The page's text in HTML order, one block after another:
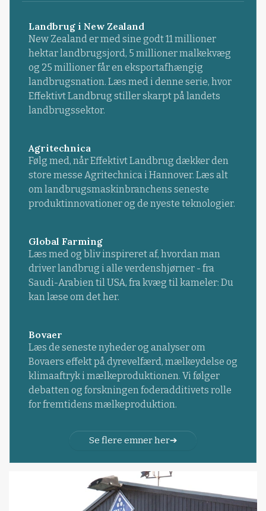
Landbrug i New Zealand
New Zealand er med sine godt 11 millioner
hektar landbrugsjord, 5 millioner malkekvæg
og 25 millioner får en eksportafhængig
landbrugsnation. Læs med i denne serie, hvor
Effektivt Landbrug stiller skarpt på landets
landbrugssektor.
Agritechnica
Følg med, når Effektivt Landbrug dækker den
store messe Agritechnica i Hannover. Læs alt
om landbrugsmaskinbranchens seneste
produktinnovationer og de nyeste teknologier.
Global Farming
Læs med og bliv inspireret af, hvordan man
driver landbrug i alle verdenshjørner - fra
Saudi-Arabien til USA, fra kvæg til kameler: Du
kan læse om det her.
Bovaer
Læs de seneste nyheder og analyser om
Bovaers effekt på dyrevelfærd, mælkeydelse og
klimaaftryk i mælkeproduktionen. Vi følger
debatten og forskningen foderadditivets rolle
for fremtidens mælkeproduktion.
Se flere emner her